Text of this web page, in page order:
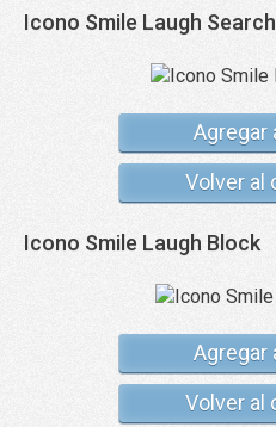
Icono Smile Laugh Search
Agregar
Volver al
Icono Smile Laugh Block
Agregar
Volver al